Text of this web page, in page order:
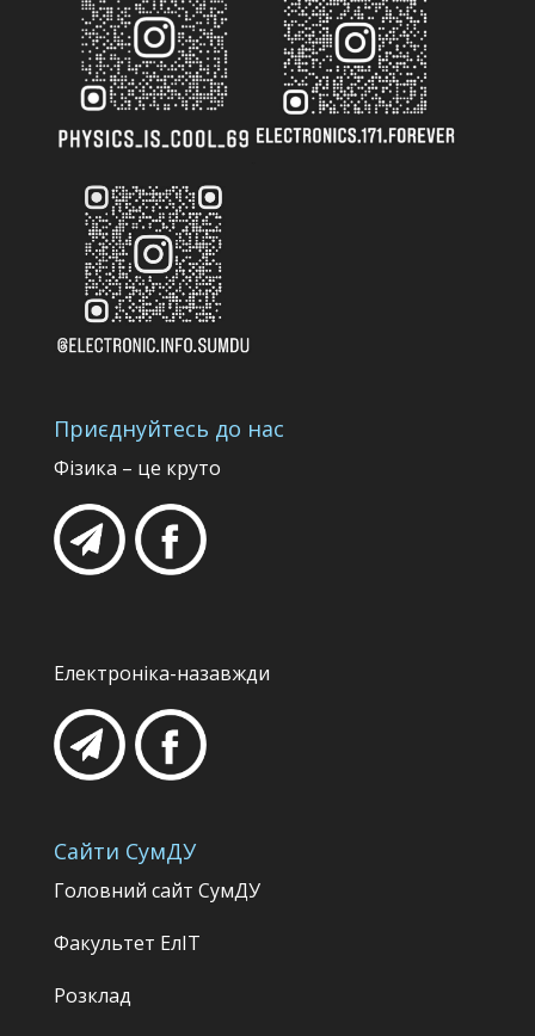
Приєднуйтесь до нас
Фізика – це круто
Електроніка-назавжди
Сайти СумДУ
Головний сайт СумДУ
Факультет ЕлІТ
Розклад